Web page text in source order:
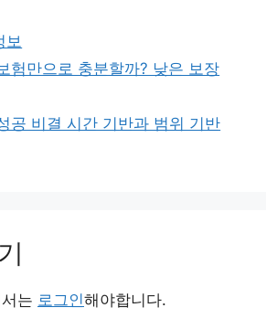
보
험만으로 충분할까? 낮은 보장
공 비결 시간 기반과 범위 기반
는 로그인해야합니다.